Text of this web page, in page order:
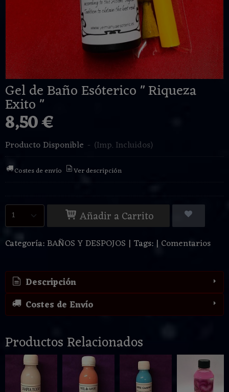
Gel de Baño Esóterico " Riqueza
Exito "
8,50 €
Producto Disponible - (Imp. Incluidos)
Costes de envío Ver descripción
Añadir a Carrito
Categoría:BAÑOS Y DESPOJOS | Tags: | Comentarios
Descripción
Costes de Envío
Productos Relacionados